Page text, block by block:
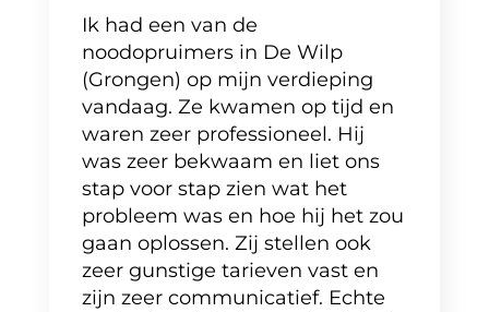
Ik had een van de
noodopruimers in De Wilp
(Grongen) op mijn verdieping
vandaag. Ze kwamen op tijd en
waren zeer professioneel. Hij
was zeer bekwaam en liet ons
stap voor stap zien wat het
probleem was en hoe hij het zou
gaan oplossen. Zij stellen ook
zeer gunstige tarieven vast en
zijn zeer communicatief. Echte